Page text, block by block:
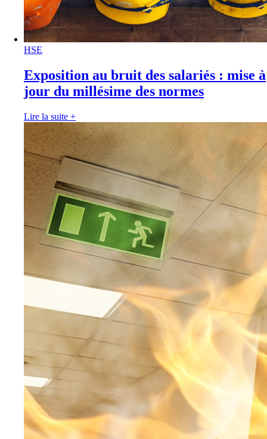
HSE
Exposition au bruit des salariés : mise à
jour du millésime des normes
Lire la suite +